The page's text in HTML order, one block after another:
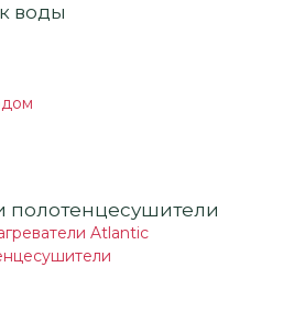
воды
полотенцесушители
Atlantic